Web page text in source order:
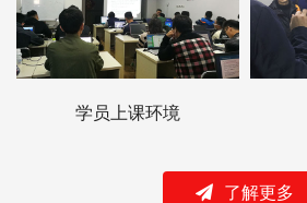
学员上课环境
了解更多